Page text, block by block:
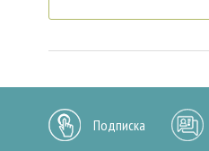
Подписка